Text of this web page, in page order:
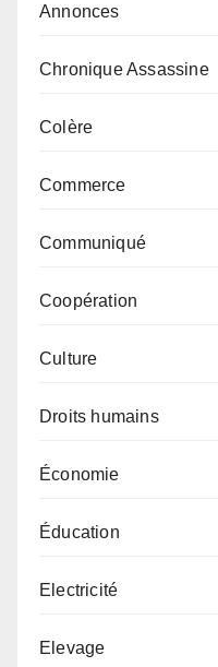
Annonces
Chronique Assassine
Colère
Commerce
Communiqué
Coopération
Culture
Droits humains
Économie
Éducation
Electricité
Elevage